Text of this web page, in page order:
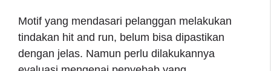
Motif yang mendasari pelanggan melakukan
tindakan hit and run, belum bisa dipastikan
dengan jelas. Namun perlu dilakukannya